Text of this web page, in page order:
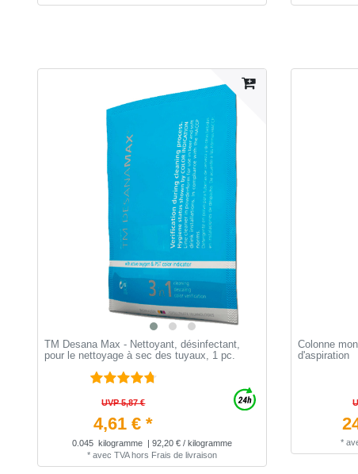
TM Desana Max - Nettoyant, désinfectant,
pour le nettoyage à sec des tuyaux, 1 pc.
UVP 5,87 €
4,61 € *
0.045 kilogramme
| 92,20 € / kilogramme
* avec TVAhors Frais de livraison
Colonne
d'aspiration
*